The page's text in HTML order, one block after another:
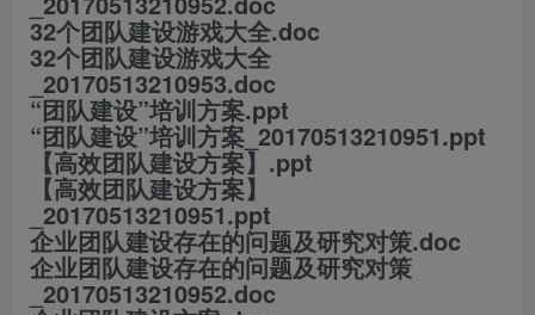
32个团队建设游戏大全.doc
32个团队建设游戏大全
_20170513210953.doc
“团队建设”培训方案.ppt
“团队建设”培训方案_20170513210951.ppt
【高效团队建设方案】.ppt
【高效团队建设方案】
_20170513210951.ppt
企业团队建设存在的问题及研究对策.doc
企业团队建设存在的问题及研究对策
_20170513210952.doc